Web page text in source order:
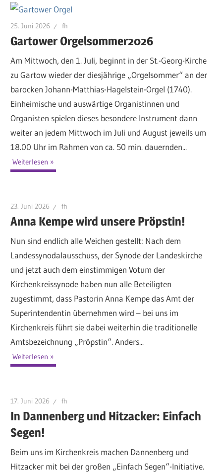
25. Juni 2026 fh
Gartower Orgelsommer2026
Am Mittwoch, den 1. Juli, beginnt in der St.-Georg-Kirche
zu Gartow wieder der diesjährige „Orgelsommer“ an der
barocken Johann-Matthias-Hagelstein-Orgel (1740).
Einheimische und auswärtige Organistinnen und
Organisten spielen dieses besondere Instrument dann
weiter an jedem Mittwoch im Juli und August jeweils um
18.00 Uhr im Rahmen von ca. 50 min. dauernden...
Weiterlesen
23. Juni 2026 fh
Anna Kempe wird unsere Pröpstin!
Nun sind endlich alle Weichen gestellt: Nach dem
Landessynodalausschuss, der Synode der Landeskirche
und jetzt auch dem einstimmigen Votum der
Kirchenkreissynode haben nun alle Beteiligten
zugestimmt, dass Pastorin Anna Kempe das Amt der
Superintendentin übernehmen wird – bei uns im
Kirchenkreis führt sie dabei weiterhin die traditionelle
Amtsbezeichnung „Pröpstin“. Anders...
Weiterlesen
17. Juni 2026 fh
In Dannenberg und Hitzacker: Einfach
Segen!
Beim uns im Kirchenkreis machen Dannenberg und
Hitzacker mit bei der großen „Einfach Segen“-Initiative.